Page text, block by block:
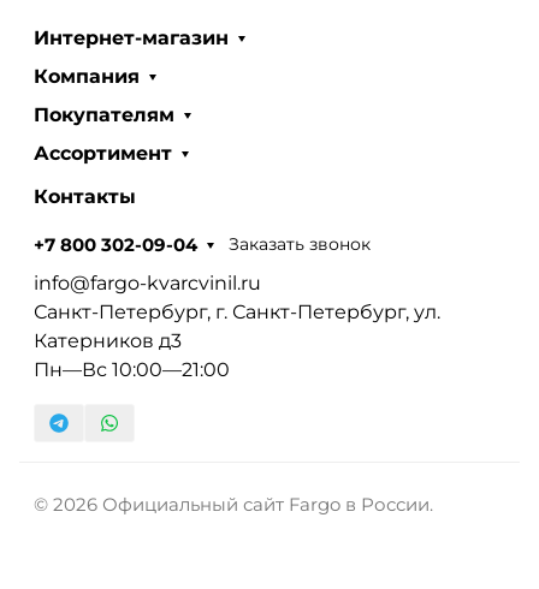
Интернет-магазин
Компания
Покупателям
Ассортимент
Контакты
+7 800 302-09-04 Заказать звонок
info@fargo-kvarcvinil.ru
Санкт-Петербург, г. Санкт-Петербург, ул.
Катерников д3
Пн—Вс 10:00—21:00
© 2026 Официальный сайт Fargo в России.